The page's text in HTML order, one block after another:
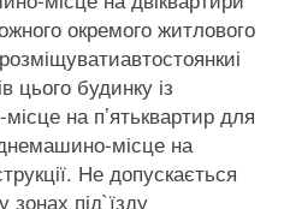
окремого житлового
цього будинку із
на п’ятьквартир для
місце на
Не допускається
зонах під`їзду